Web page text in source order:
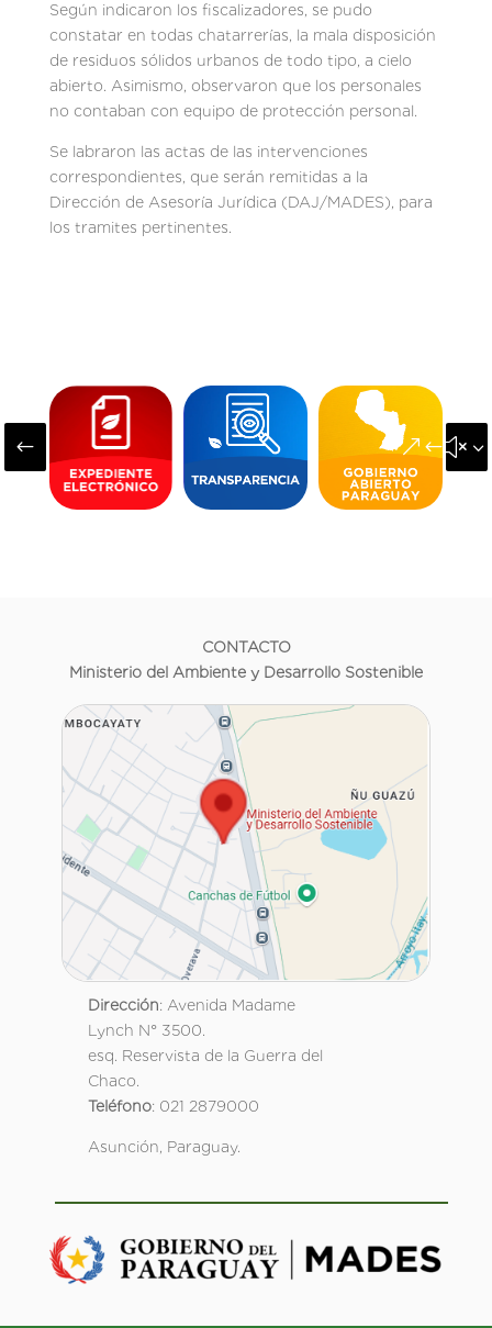
Según indicaron los fiscalizadores, se pudo
constatar en todas chatarrerías, la mala disposición
de residuos sólidos urbanos de todo tipo, a cielo
abierto. Asimismo, observaron que los personales
no contaban con equipo de protección personal.
Se labraron las actas de las intervenciones
correspondientes, que serán remitidas a la
Dirección de Asesoría Jurídica (DAJ/MADES), para
los tramites pertinentes.
#
CONTACTO
Ministerio del Ambiente y Desarrollo Sostenible
Dirección: Avenida Madame
Lynch N° 3500.
esq. Reservista de la Guerra del
Chaco.
Teléfono: 021 2879000
Asunción, Paraguay.